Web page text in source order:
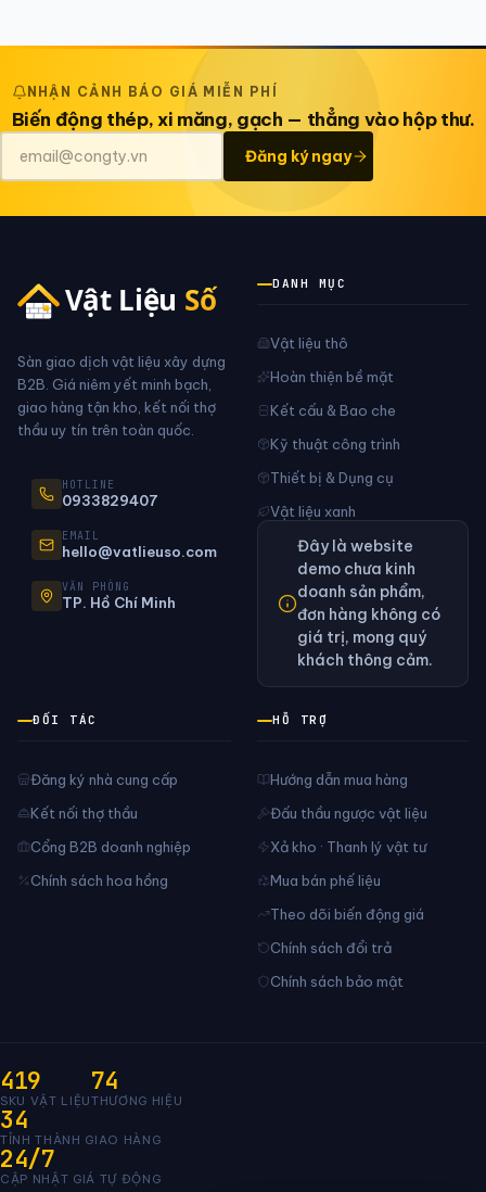
NHẬN CẢNH BÁO GIÁ MIỄN PHÍ
Biến động thép, xi măng, gạch — thẳng vào hộp thư.
Đăng ký ngay
Sàn giao dịch vật liệu xây dựng
B2B. Giá niêm yết minh bạch,
giao hàng tận kho, kết nối thợ
thầu uy tín trên toàn quốc.
HOTLINE
0933829407
EMAIL
hello@vatlieuso.com
VĂN PHÒNG
TP. Hồ Chí Minh
DANH MỤC
Vật liệu thô
Hoàn thiện bề mặt
Kết cấu & Bao che
Kỹ thuật công trình
Thiết bị & Dụng cụ
Vật liệu xanh
ĐỐI TÁC
Đăng ký nhà cung cấp
Kết nối thợ thầu
Cổng B2B doanh nghiệp
Chính sách hoa hồng
HỖ TRỢ
Hướng dẫn mua hàng
Đấu thầu ngược vật liệu
Xả kho · Thanh lý vật tư
Mua bán phế liệu
Theo dõi biến động giá
Chính sách đổi trả
Chính sách bảo mật
Đây là website
demo chưa kinh
doanh sản phẩm,
đơn hàng không có
giá trị, mong quý
khách thông cảm.
419
SKU VẬT LIỆU
74
THƯƠNG HIỆU
34
TỈNH THÀNH GIAO HÀNG
24/7
CẬP NHẬT GIÁ TỰ ĐỘNG